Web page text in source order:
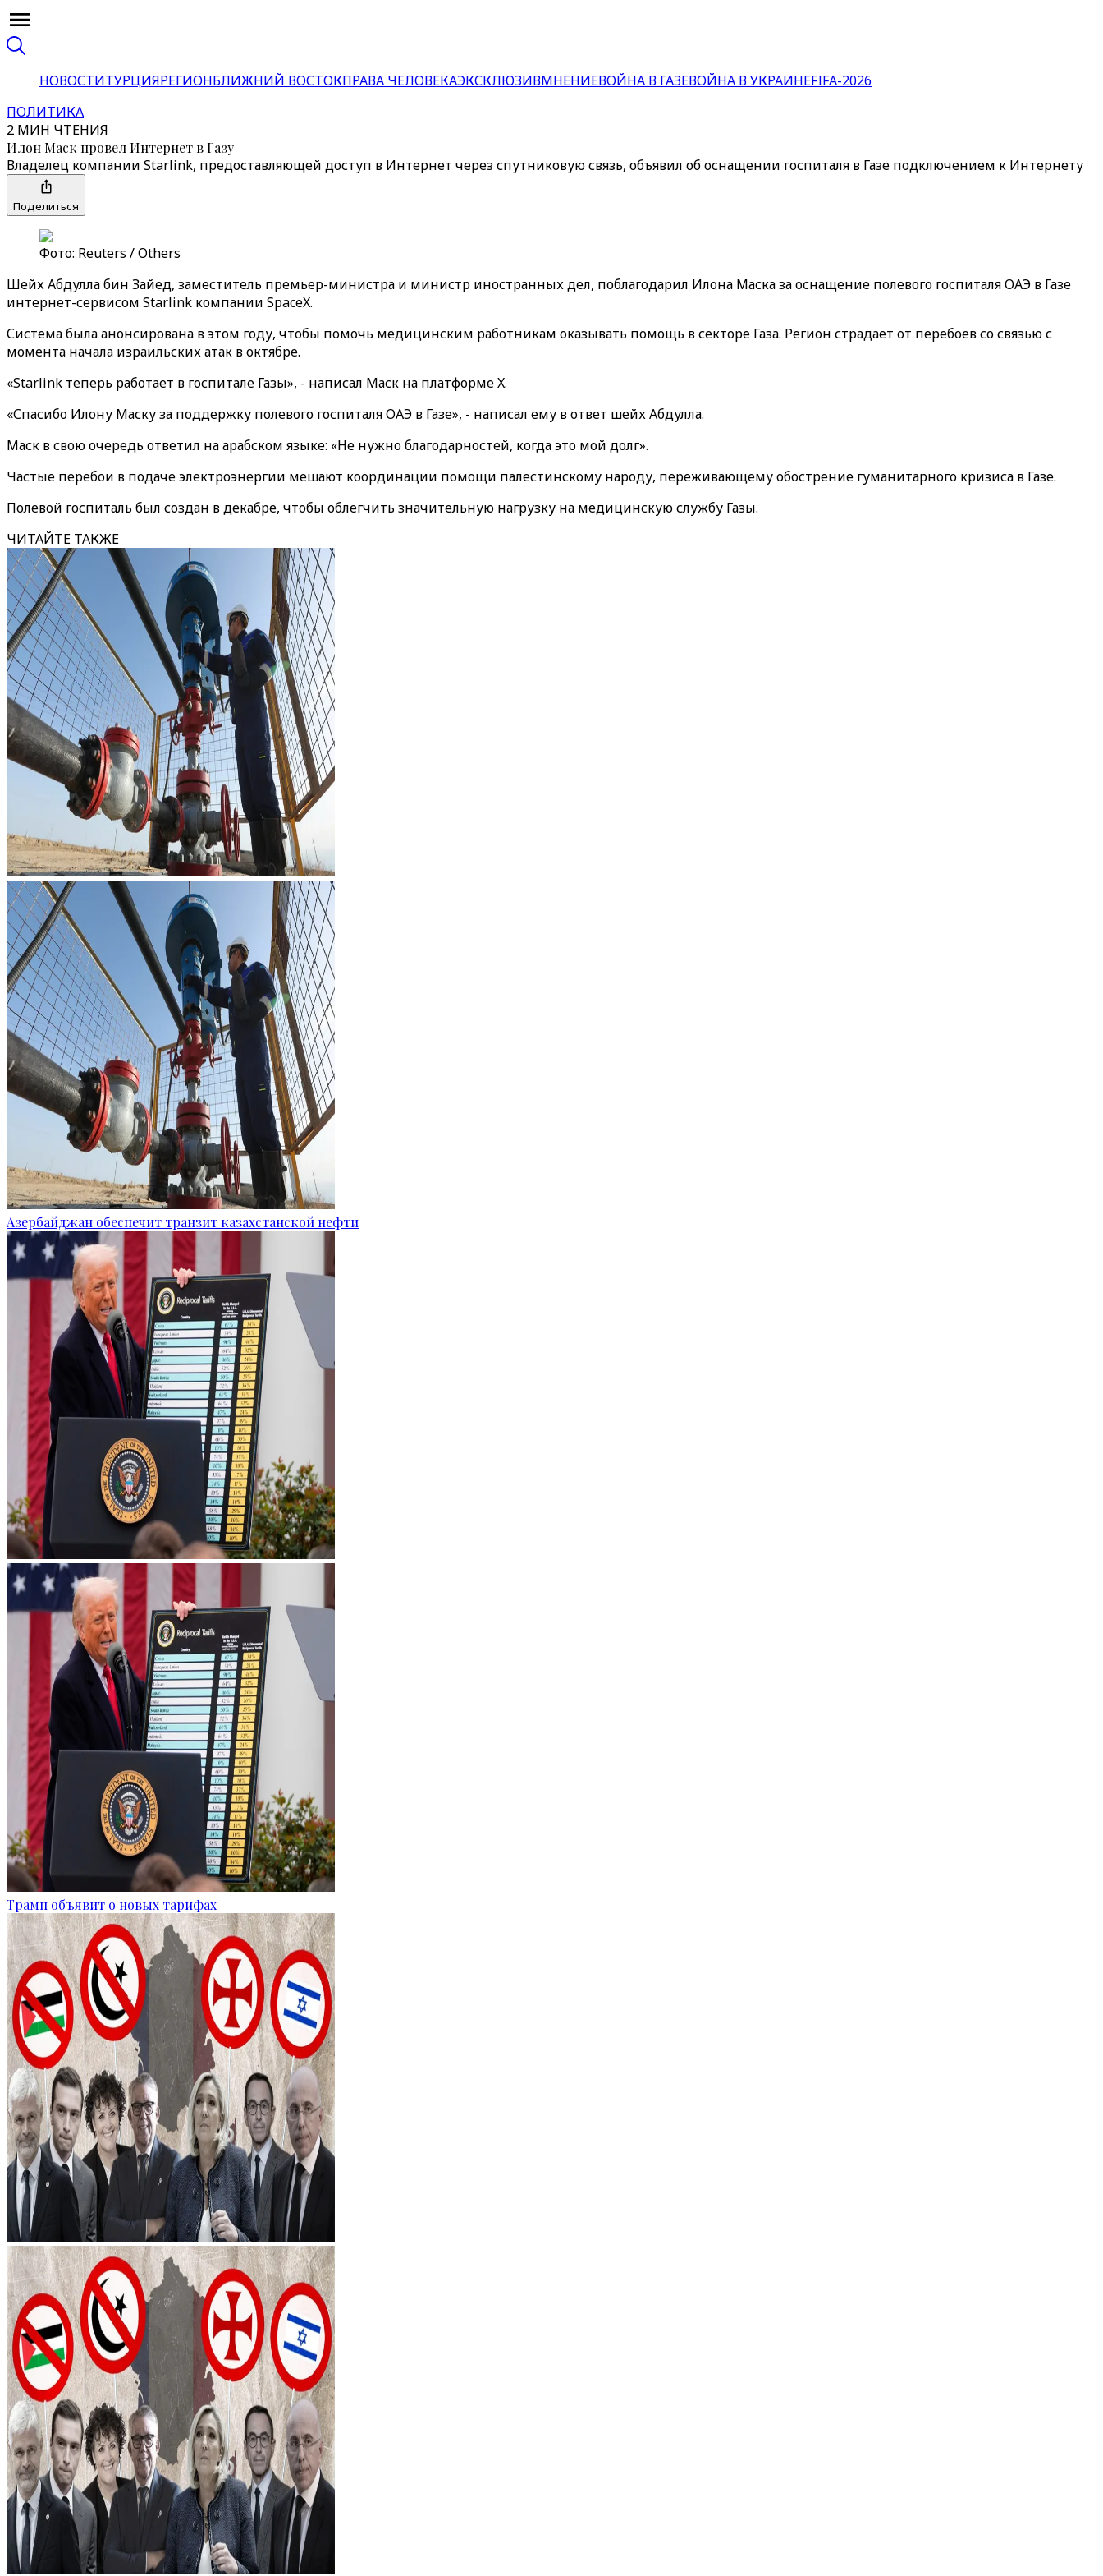
НОВОСТИТУРЦИЯРЕГИОНБЛИЖНИЙ ВОСТОКПРАВА ЧЕЛОВЕКАЭКСКЛЮЗИВМНЕНИЕВОЙНА В ГАЗЕВОЙНА В УКРАИНЕFIFA-2026
ПОЛИТИКА
2 МИН ЧТЕНИЯ
Илон Маск провел Интернет в Газу
Владелец компании Starlink, предоставляющей доступ в Интернет через спутниковую связь, объявил об оснащении госпиталя в Газе подключением к Интернету
Поделиться
Фото: Reuters / Others
Шейх Абдулла бин Зайед, заместитель премьер-министра и министр иностранных дел, поблагодарил Илона Маска за оснащение полевого госпиталя ОАЭ в Газе
интернет-сервисом Starlink компании SpaceX.
Система была анонсирована в этом году, чтобы помочь медицинским работникам оказывать помощь в секторе Газа. Регион страдает от перебоев со связью с
момента начала израильских атак в октябре.
«Starlink теперь работает в госпитале Газы», - написал Маск на платформе X.
«Спасибо Илону Маску за поддержку полевого госпиталя ОАЭ в Газе», - написал ему в ответ шейх Абдулла.
Маск в свою очередь ответил на арабском языке: «Не нужно благодарностей, когда это мой долг».
Частые перебои в подаче электроэнергии мешают координации помощи палестинскому народу, переживающему обострение гуманитарного кризиса в Газе.
Полевой госпиталь был создан в декабре, чтобы облегчить значительную нагрузку на медицинскую службу Газы.
ЧИТАЙТЕ ТАКЖЕ
Азербайджан обеспечит транзит казахстанской нефти
Трамп объявит о новых тарифах